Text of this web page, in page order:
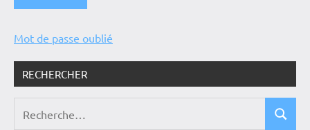
Mot de passe oublié
RECHERCHER